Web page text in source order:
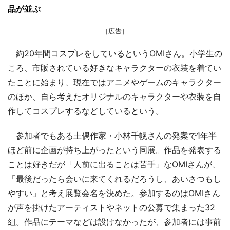
品が並ぶ
［広告］
約20年間コスプレをしているというOMIさん。小学生の
ころ、市販されている好きなキャラクターの衣装を着てい
たことに始まり、現在ではアニメやゲームのキャラクター
のほか、自ら考えたオリジナルのキャラクターや衣装を自
作してコスプレするなどしているという。
参加者でもある土偶作家・小林千幌さんの発案で1年半
ほど前に企画が持ち上がったという同展。作品を発表する
ことは好きだが「人前に出ることは苦手」なOMIさんが、
「最後だったら会いに来てくれるだろうし、あいさつもし
やすい」と考え展覧会名を決めた。参加するのはOMIさん
が声を掛けたアーティストやネットの公募で集まった32
組。作品にテーマなどは設けなかったが、参加者には事前